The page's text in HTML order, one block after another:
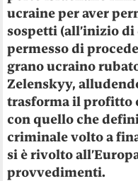
ucraine per aver
sospetti (all’inizio di
permesso di
grano ucraino
Zelenskyy,
trasforma il profitto
con quello che
criminale volto a
si è rivolto
provvedimenti.